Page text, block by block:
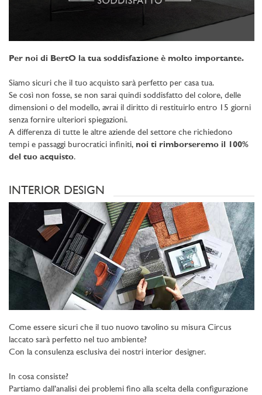
Per noi di BertO la tua soddisfazione è molto importante.
Siamo sicuri che il tuo acquisto sarà perfetto per casa tua.
Se così non fosse, se non sarai quindi soddisfatto del colore, delle
dimensioni o del modello, avrai il diritto di restituirlo entro 15 giorni
senza fornire ulteriori spiegazioni.
A differenza di tutte le altre aziende del settore che richiedono
tempi e passaggi burocratici infiniti, noi ti rimborseremo il 100%
del tuo acquisto.
INTERIOR DESIGN
Come essere sicuri che il tuo nuovo tavolino su misura Circus
laccato sarà perfetto nel tuo ambiente?
Con la consulenza esclusiva dei nostri interior designer.
In cosa consiste?
Partiamo dall’analisi dei problemi fino alla scelta della configurazione